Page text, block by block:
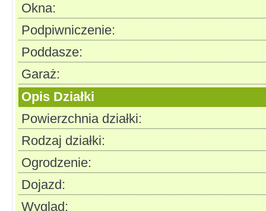
Okna:
Podpiwniczenie:
Poddasze:
Garaż:
Opis Działki
Powierzchnia działki:
Rodzaj działki:
Ogrodzenie:
Dojazd:
Wygląd: